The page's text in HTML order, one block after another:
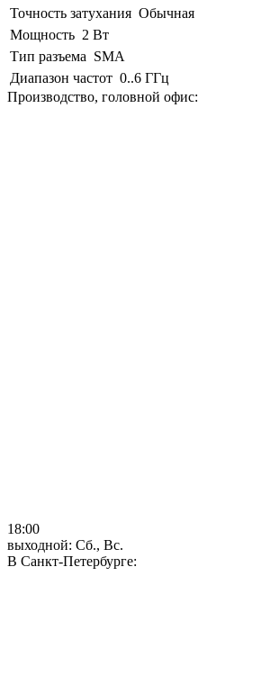
Точность затухания Обычная
Мощность 2 Вт
Тип разъема SMA
Диапазон частот 0..6 ГГц
Производство, головной офис:
18:00
выходной: Сб., Вс.
В Санкт-Петербурге: